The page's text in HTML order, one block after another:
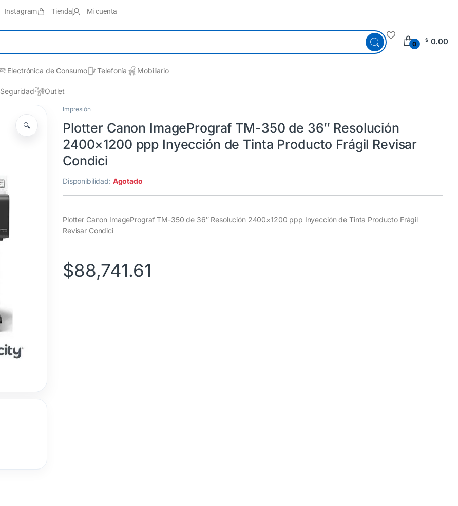
Instagram Tienda Mi cuenta
0
$ 0.00
Electrónica de Consumo Telefonía Mobiliario
Seguridad Outlet
🔍
Impresión
Plotter Canon ImagePrograf TM-350 de 36″ Resolución
2400×1200 ppp Inyección de Tinta Producto Frágil Revisar
Condici
Disponibilidad: Agotado
Plotter Canon ImagePrograf TM-350 de 36″ Resolución 2400×1200 ppp Inyección de Tinta Producto Frágil
Revisar Condici
$88,741.61